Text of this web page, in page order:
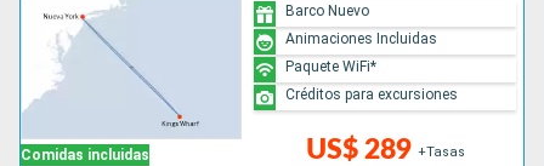
Comidas incluidas US$ 289 +Tasas
Barco Nuevo
Animaciones Incluidas
Paquete WiFi*
Créditos para excursiones